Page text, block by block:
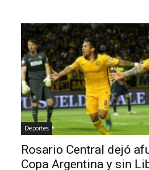
Deportes
Rosario Central dejó
Copa Argentina y sin